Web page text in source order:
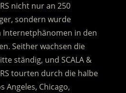
nicht nur an 250
sondern wurde
Internetphänomen in den
Seither wachsen die
ständig, und SCALA &
tourten durch die halbe
Angeles, Chicago,